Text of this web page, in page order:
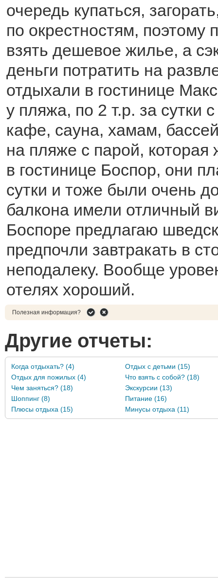
очередь купаться,
по окрестностям, поэтому
взять дешевое жилье, а
деньги потратить на
отдыхали в гостинице
у пляжа, по 2 т.р. за сутки
кафе, сауна, хамам,
на пляже с парой, которая
в гостинице Боспор, они
сутки и тоже были очень
балкона имели отличный
Боспоре предлагаю
предпочли завтракать в
неподалеку. Вообще
отелях хороший.
Полезная информация?
Другие отчеты:
Когда отдыхать? (4)
Отдых с детьми (15)
Отдых для пожилых (4)
Что взять с собой? (18)
Чем заняться? (18)
Экскурсии (13)
Шоппинг (8)
Питание (16)
Плюсы отдыха (15)
Минусы отдыха (11)